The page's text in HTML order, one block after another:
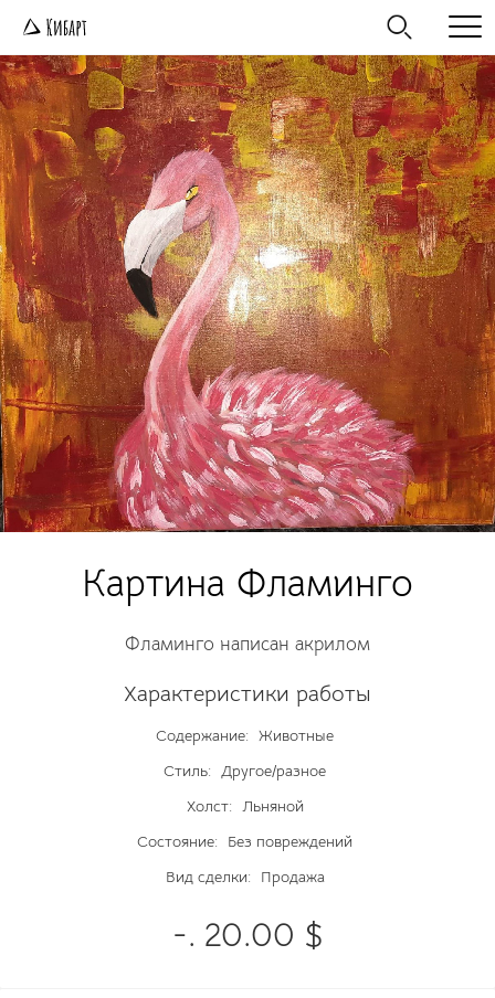
Картина Фламинго
Фламинго написан акрилом
Характеристики работы
Содержание: Животные
Стиль: Другое/разное
Холст: Льняной
Состояние:
Без повреждений
Вид сделки:
Продажа
-. 20.00 $